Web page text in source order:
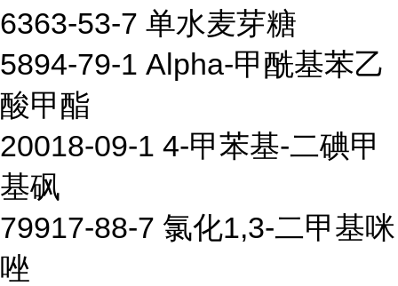
6363-53-7 单水麦芽糖
5894-79-1 Alpha-甲酰基苯乙
酸甲酯
20018-09-1 4-甲苯基-二碘甲
基砜
79917-88-7 氯化1,3-二甲基咪
唑